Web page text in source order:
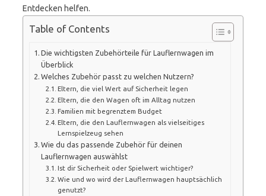
Entdecken helfen.
Table of Contents
Die wichtigsten Zubehörteile für Lauflernwagen im
Überblick
Welches Zubehör passt zu welchen Nutzern?
Eltern, die viel Wert auf Sicherheit legen
Eltern, die den Wagen oft im Alltag nutzen
Familien mit begrenztem Budget
Eltern, die den Lauflernwagen als vielseitiges
Lernspielzeug sehen
Wie du das passende Zubehör für deinen
Lauflernwagen auswählst
Ist dir Sicherheit oder Spielwert wichtiger?
Wie und wo wird der Lauflernwagen hauptsächlich
genutzt?